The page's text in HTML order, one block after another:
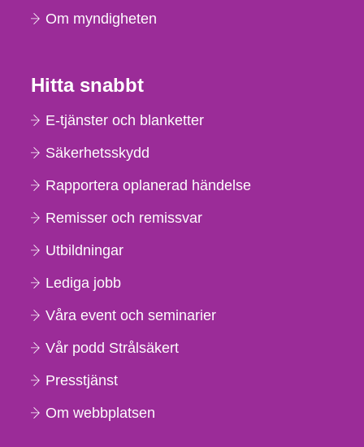
Om myndigheten
Hitta snabbt
E-tjänster och blanketter
Säkerhetsskydd
Rapportera oplanerad händelse
Remisser och remissvar
Utbildningar
Lediga jobb
Våra event och seminarier
Vår podd Strålsäkert
Presstjänst
Om webbplatsen